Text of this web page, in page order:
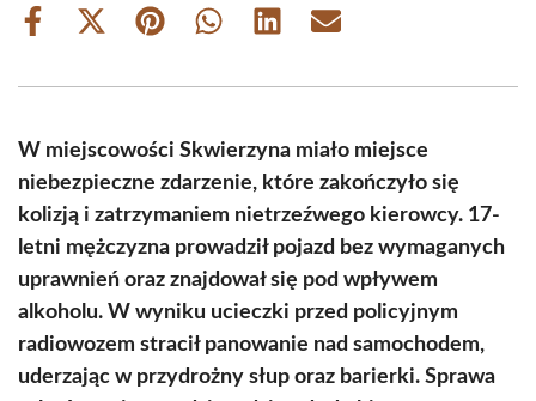
Share
Share
(Twitter)
Share Share Share Share
W miejscowości Skwierzyna miało miejsce
niebezpieczne zdarzenie, które zakończyło się
kolizją i zatrzymaniem nietrzeźwego kierowcy. 17-
letni mężczyzna prowadził pojazd bez wymaganych
uprawnień oraz znajdował się pod wpływem
alkoholu. W wyniku ucieczki przed policyjnym
radiowozem stracił panowanie nad samochodem,
uderzając w przydrożny słup oraz barierki. Sprawa